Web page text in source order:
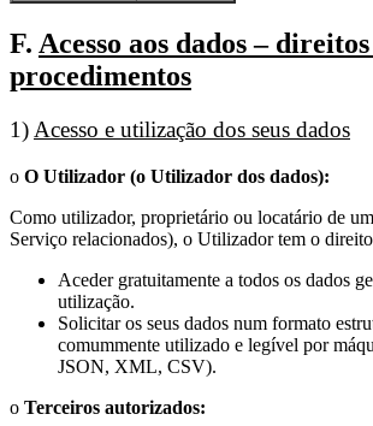
F. Acesso aos dados – direitos
procedimentos
1) Acesso e utilização dos seus dados
o O Utilizador (o Utilizador dos dados):
Como utilizador, proprietário ou locatário de
Serviço relacionados), o Utilizador tem o
Aceder gratuitamente a todos os dados
utilização.
Solicitar os seus dados num formato
comummente utilizado e legível por
JSON, XML, CSV).
o Terceiros autorizados: